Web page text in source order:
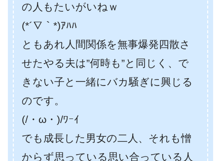
の人もたいがいねｗ
(*´∇｀*)ｱﾊﾊ
ともあれ人間関係を無事爆発四散さ
せたやる夫は”何時も”と同じく、で
きない子と一緒にバカ騒ぎに興じる
のです。
(/・ω・)/ﾜｰｲ
でも成長した男女の二人、それも憎
からず思っている思い合っている人